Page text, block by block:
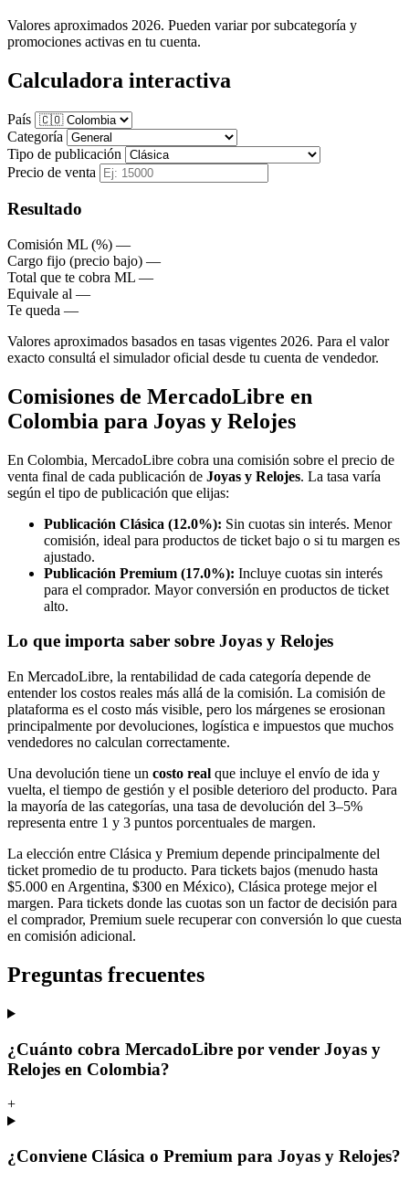
Valores aproximados 2026. Pueden variar por subcategoría y
promociones activas en tu cuenta.
Calculadora interactiva
País
Categoría
Tipo de publicación
Precio de venta
Resultado
Comisión ML (%) —
Cargo fijo (precio bajo) —
Total que te cobra ML —
Equivale al —
Te queda —
Valores aproximados basados en tasas vigentes 2026. Para el valor
exacto consultá el simulador oficial desde tu cuenta de vendedor.
Comisiones de MercadoLibre en
Colombia para Joyas y Relojes
En Colombia, MercadoLibre cobra una comisión sobre el precio de
venta final de cada publicación de Joyas y Relojes. La tasa varía
según el tipo de publicación que elijas:
Publicación Clásica (12.0%): Sin cuotas sin interés. Menor
comisión, ideal para productos de ticket bajo o si tu margen es
ajustado.
Publicación Premium (17.0%): Incluye cuotas sin interés
para el comprador. Mayor conversión en productos de ticket
alto.
Lo que importa saber sobre Joyas y Relojes
En MercadoLibre, la rentabilidad de cada categoría depende de
entender los costos reales más allá de la comisión. La comisión de
plataforma es el costo más visible, pero los márgenes se erosionan
principalmente por devoluciones, logística e impuestos que muchos
vendedores no calculan correctamente.
Una devolución tiene un costo real que incluye el envío de ida y
vuelta, el tiempo de gestión y el posible deterioro del producto. Para
la mayoría de las categorías, una tasa de devolución del 3–5%
representa entre 1 y 3 puntos porcentuales de margen.
La elección entre Clásica y Premium depende principalmente del
ticket promedio de tu producto. Para tickets bajos (menudo hasta
$5.000 en Argentina, $300 en México), Clásica protege mejor el
margen. Para tickets donde las cuotas son un factor de decisión para
el comprador, Premium suele recuperar con conversión lo que cuesta
en comisión adicional.
Preguntas frecuentes
¿Cuánto cobra MercadoLibre por vender Joyas y
Relojes en Colombia?
+
¿Conviene Clásica o Premium para Joyas y Relojes?